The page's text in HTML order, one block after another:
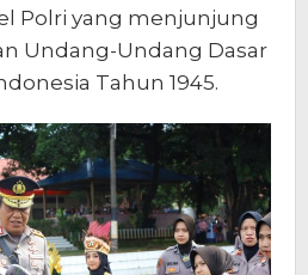
Polri yang menjunjung
Undang-Undang Dasar
Tahun 1945.